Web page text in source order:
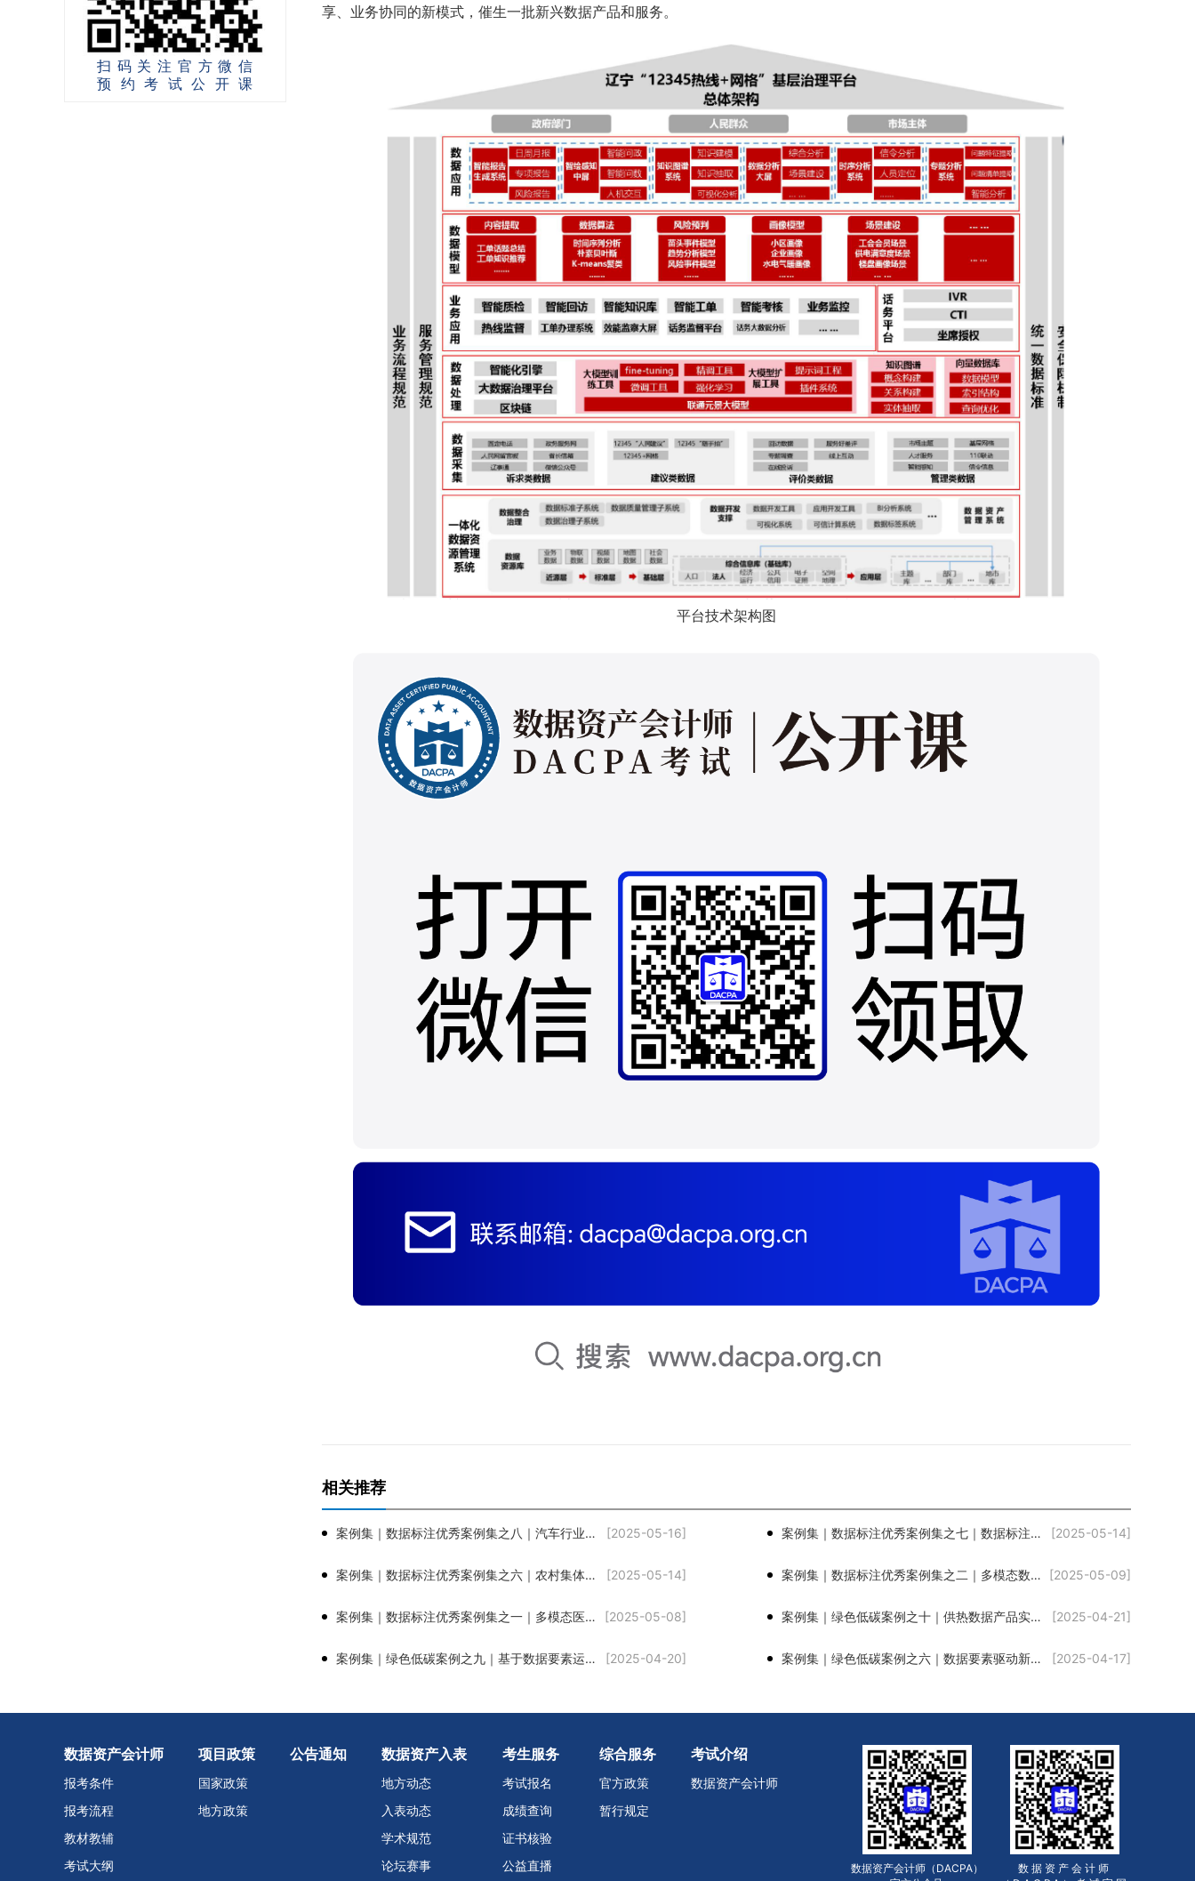
扫码关注官方微信
预约考试公开课
享、业务协同的新模式，催生一批新兴数据产品和服务。
平台技术架构图
相关推荐
案例集｜数据标注优秀案例集之八｜汽车行业多模态数据融合人机协同智能化标注 [2025-05-16] 案例集｜数据标注优秀案例集之七｜数据标注赋能电商产业效能提升 [2025-05-14]
案例集｜数据标注优秀案例集之六｜农村集体土地高质量时空数据集多源协同标注 [2025-05-14] 案例集｜数据标注优秀案例集之二｜多模态数据智能标注与管理平台 [2025-05-09]
案例集｜数据标注优秀案例集之一｜多模态医学影像智能数据标注平台 [2025-05-08] 案例集｜绿色低碳案例之十｜供热数据产品实践化促进能源产业链数字化转型升级 [2025-04-21]
案例集｜绿色低碳案例之九｜基于数据要素运营的环保产治污联防联控工业互联网平台 [2025-04-20] 案例集｜绿色低碳案例之六｜数据要素驱动新能源电站全生命周期智能管理 [2025-04-17]
数据资产会计师
报考条件
报考流程
教材教辅
考试大纲
项目政策
国家政策
地方政策
公告通知 数据资产入表
地方动态
入表动态
学术规范
论坛赛事
考生服务
考试报名
成绩查询
证书核验
公益直播
综合服务
官方政策
暂行规定
考试介绍
数据资产会计师
数据资产会计师（DACPA）
数据资产会计师